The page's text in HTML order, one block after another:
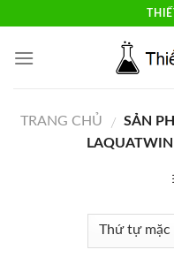
content
TRANG CHỦ / SẢN